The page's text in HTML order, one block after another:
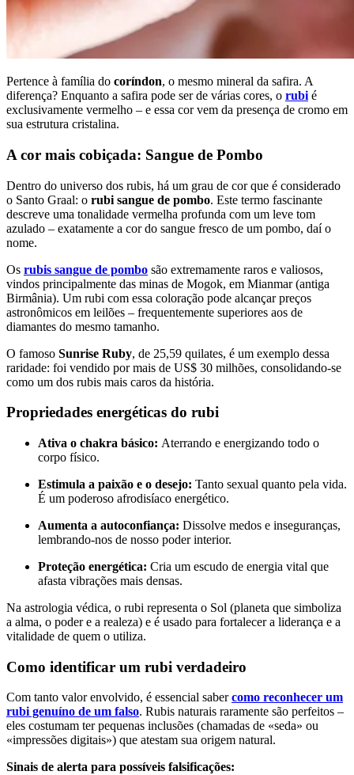
Pertence à família do coríndon, o mesmo mineral da safira. A
diferença? Enquanto a safira pode ser de várias cores, o rubi é
exclusivamente vermelho – e essa cor vem da presença de cromo em
sua estrutura cristalina.
A cor mais cobiçada: Sangue de Pombo
Dentro do universo dos rubis, há um grau de cor que é considerado
o Santo Graal: o rubi sangue de pombo. Este termo fascinante
descreve uma tonalidade vermelha profunda com um leve tom
azulado – exatamente a cor do sangue fresco de um pombo, daí o
nome.
Os rubis sangue de pombo são extremamente raros e valiosos,
vindos principalmente das minas de Mogok, em Mianmar (antiga
Birmânia). Um rubi com essa coloração pode alcançar preços
astronômicos em leilões – frequentemente superiores aos de
diamantes do mesmo tamanho.
O famoso Sunrise Ruby, de 25,59 quilates, é um exemplo dessa
raridade: foi vendido por mais de US$ 30 milhões, consolidando-se
como um dos rubis mais caros da história.
Propriedades energéticas do rubi
Ativa o chakra básico: Aterrando e energizando todo o
corpo físico.
Estimula a paixão e o desejo: Tanto sexual quanto pela vida.
É um poderoso afrodisíaco energético.
Aumenta a autoconfiança: Dissolve medos e inseguranças,
lembrando-nos de nosso poder interior.
Proteção energética: Cria um escudo de energia vital que
afasta vibrações mais densas.
Na astrologia védica, o rubi representa o Sol (planeta que simboliza
a alma, o poder e a realeza) e é usado para fortalecer a liderança e a
vitalidade de quem o utiliza.
Como identificar um rubi verdadeiro
Com tanto valor envolvido, é essencial sabercomo reconhecer um
rubi genuíno de um falso. Rubis naturais raramente são perfeitos –
eles costumam ter pequenas inclusões (chamadas de «seda» ou
«impressões digitais») que atestam sua origem natural.
Sinais de alerta para possíveis falsificações: